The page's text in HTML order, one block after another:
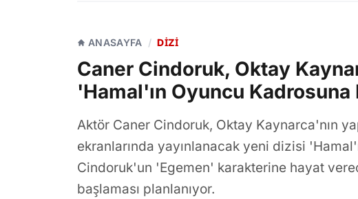
ANASAYFA / DIZI
Caner Cindoruk, Oktay
'Hamal'ın Oyuncu Kadrosuna
Aktör Caner Cindoruk, Oktay Kaynarca'nın
ekranlarında yayınlanacak yeni dizisi
Cindoruk'un 'Egemen' karakterine hayat
başlaması planlanıyor.